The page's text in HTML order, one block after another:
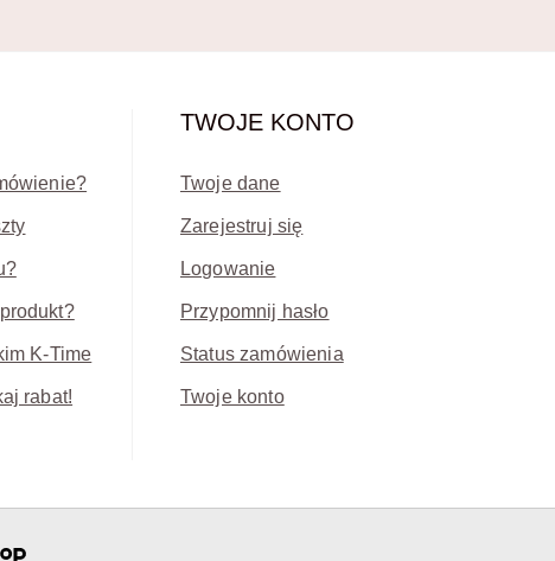
K-Time
rabat!
TWOJE KONTO
Twoje dane
Zarejestruj się
Logowanie
Przypomnij hasło
Status zamówienia
Twoje konto